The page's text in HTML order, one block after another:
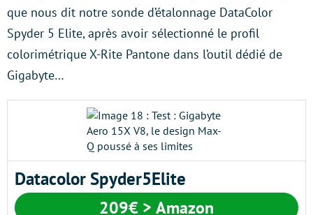
que nous dit notre sonde d’étalonnage DataColor
Spyder 5 Elite, après avoir sélectionné le profil
colorimétrique X-Rite Pantone dans l’outil dédié de
Gigabyte…
Datacolor Spyder5Elite
209€ > Amazon